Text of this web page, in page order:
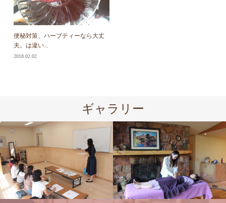
便秘対策、ハーブティーなら大丈
夫。は違い...
2018.02.02
ギャラリー